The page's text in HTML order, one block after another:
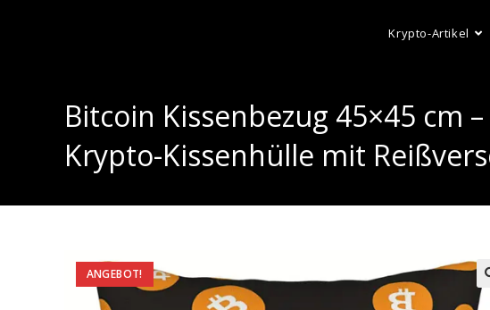
Krypto-Artikel
Bitcoin Kissenbezug 45×45 cm
Krypto-Kissenhülle mit
ANGEBOT!